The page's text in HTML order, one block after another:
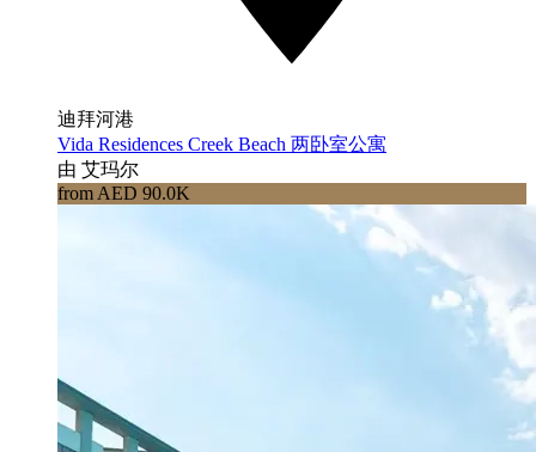
迪拜河港
Vida Residences Creek Beach 两卧室公寓
由 艾玛尔
from AED 90.0K